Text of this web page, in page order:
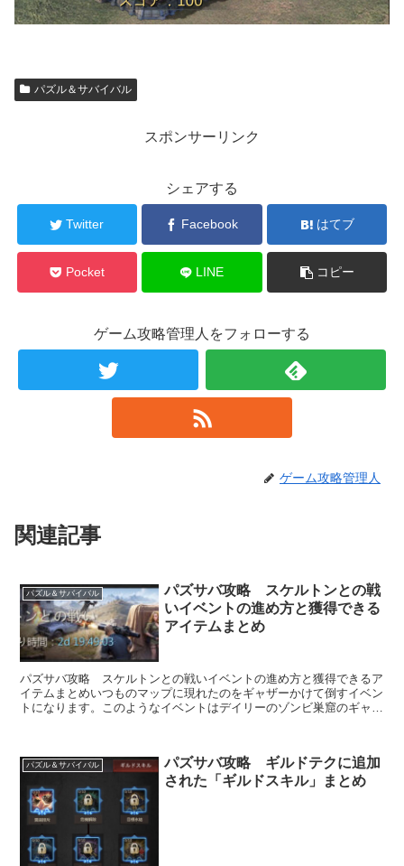
パズル＆サバイバル
スポンサーリンク
シェアする
Twitter Facebook はてブ
Pocket LINE コピー
ゲーム攻略管理人をフォローする
ゲーム攻略管理人
関連記事
パズル＆サバイバル
パズサバ攻略 スケルトンとの戦
いイベントの進め方と獲得できる
アイテムまとめ
パズサバ攻略 スケルトンとの戦いイベントの進め方と獲得できるア
イテムまとめいつものマップに現れたのをギャザーかけて倒すイベン
トになります。このようなイベントはデイリーのゾンビ巣窟のギャザ
パズル＆サバイバル
パズサバ攻略 ギルドテクに追加
された「ギルドスキル」まとめ